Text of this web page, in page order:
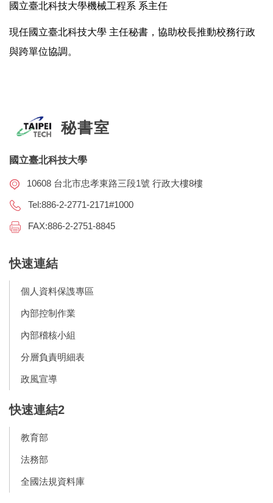
國立臺北科技大學機械工程系 系主任
現任國立臺北科技大學 主任秘書，協助校長推動校務行政
與跨單位協調。
秘書室
國立臺北科技大學
10608 台北市忠孝東路三段1號 行政大樓8樓
Tel:886-2-2771-2171#1000
FAX:886-2-2751-8845
快速連結
個人資料保謢專區
內部控制作業
內部稽核小組
分層負責明細表
政風宣導
快速連結2
教育部
法務部
全國法規資料庫